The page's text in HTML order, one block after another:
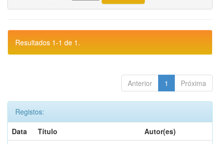
Resultados 1-1 de 1.
Anterior 1 Próxima
Registos:
Data
Título
Autor(es)